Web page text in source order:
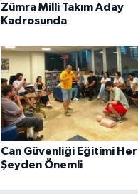
Zümra Milli Takım Aday
Kadrosunda
Can Güvenliği Eğitimi Her
Şeyden Önemli